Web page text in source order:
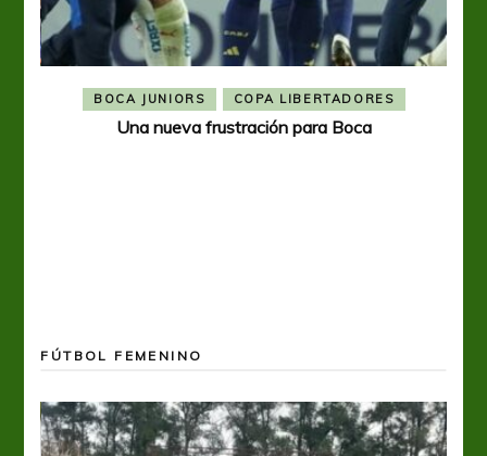
BOCA JUNIORS COPA LIBERTADORES
Una nueva frustración para Boca
FÚTBOL FEMENINO